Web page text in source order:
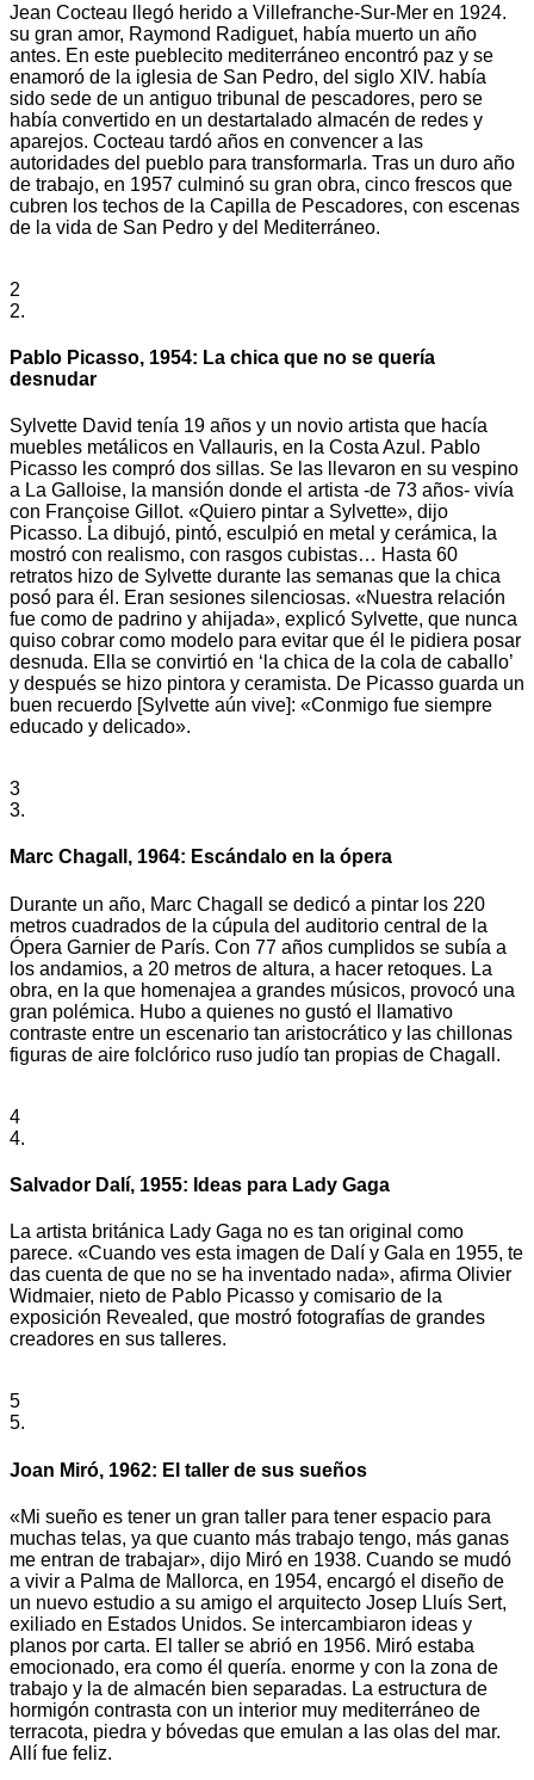
Jean Cocteau llegó herido a Villefranche-Sur-Mer en 1924.
su gran amor, Raymond Radiguet, había muerto un año
antes. En este pueblecito mediterráneo encontró paz y se
enamoró de la iglesia de San Pedro, del siglo XIV. había
sido sede de un antiguo tribunal de pescadores, pero se
había convertido en un destartalado almacén de redes y
aparejos. Cocteau tardó años en convencer a las
autoridades del pueblo para transformarla. Tras un duro año
de trabajo, en 1957 culminó su gran obra, cinco frescos que
cubren los techos de la Capilla de Pescadores, con escenas
de la vida de San Pedro y del Mediterráneo.
2
2.
Pablo Picasso, 1954: La chica que no se quería
desnudar
Sylvette David tenía 19 años y un novio artista que hacía
muebles metálicos en Vallauris, en la Costa Azul. Pablo
Picasso les compró dos sillas. Se las llevaron en su vespino
a La Galloise, la mansión donde el artista -de 73 años- vivía
con Françoise Gillot. «Quiero pintar a Sylvette», dijo
Picasso. La dibujó, pintó, esculpió en metal y cerámica, la
mostró con realismo, con rasgos cubistas… Hasta 60
retratos hizo de Sylvette durante las semanas que la chica
posó para él. Eran sesiones silenciosas. «Nuestra relación
fue como de padrino y ahijada», explicó Sylvette, que nunca
quiso cobrar como modelo para evitar que él le pidiera posar
desnuda. Ella se convirtió en ‘la chica de la cola de caballo’
y después se hizo pintora y ceramista. De Picasso guarda un
buen recuerdo [Sylvette aún vive]: «Conmigo fue siempre
educado y delicado».
3
3.
Marc Chagall, 1964: Escándalo en la ópera
Durante un año, Marc Chagall se dedicó a pintar los 220
metros cuadrados de la cúpula del auditorio central de la
Ópera Garnier de París. Con 77 años cumplidos se subía a
los andamios, a 20 metros de altura, a hacer retoques. La
obra, en la que homenajea a grandes músicos, provocó una
gran polémica. Hubo a quienes no gustó el llamativo
contraste entre un escenario tan aristocrático y las chillonas
figuras de aire folclórico ruso judío tan propias de Chagall.
4
4.
Salvador Dalí, 1955: Ideas para Lady Gaga
La artista británica Lady Gaga no es tan original como
parece. «Cuando ves esta imagen de Dalí y Gala en 1955, te
das cuenta de que no se ha inventado nada», afirma Olivier
Widmaier, nieto de Pablo Picasso y comisario de la
exposición Revealed, que mostró fotografías de grandes
creadores en sus talleres.
5
5.
Joan Miró, 1962: El taller de sus sueños
«Mi sueño es tener un gran taller para tener espacio para
muchas telas, ya que cuanto más trabajo tengo, más ganas
me entran de trabajar», dijo Miró en 1938. Cuando se mudó
a vivir a Palma de Mallorca, en 1954, encargó el diseño de
un nuevo estudio a su amigo el arquitecto Josep Lluís Sert,
exiliado en Estados Unidos. Se intercambiaron ideas y
planos por carta. El taller se abrió en 1956. Miró estaba
emocionado, era como él quería. enorme y con la zona de
trabajo y la de almacén bien separadas. La estructura de
hormigón contrasta con un interior muy mediterráneo de
terracota, piedra y bóvedas que emulan a las olas del mar.
Allí fue feliz.